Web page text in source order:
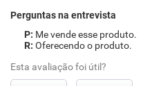
Perguntas na entrevista
Me vende esse produto.
Oferecendo o produto.
Esta avaliação foi útil?